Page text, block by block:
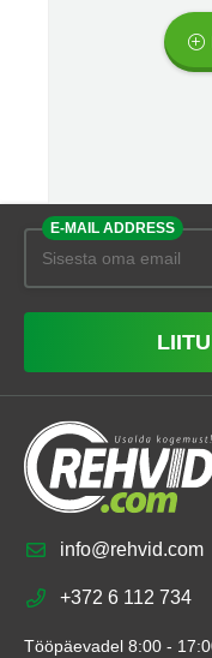
E-MAIL ADDRESS
info@rehvid.com
+372 6 112 734
Tööpäevadel 8:00 -